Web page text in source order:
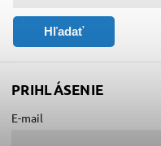
Hľadať
PRIHLÁSENIE
E-mail